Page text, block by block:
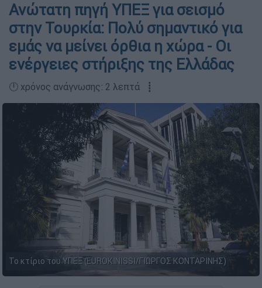
Ανώτατη πηγή ΥΠΕΞ για σεισμό
στην Τουρκία: Πολύ σημαντικό για
εμάς να μείνει όρθια η χώρα - Οι
ενέργειες στήριξης της Ελλάδας
🕛 χρόνος ανάγνωσης: 2 λεπτά ┋
Το κτίριο του ΥΠΕΞ (EUROKINISSI/ΓΙΩΡΓΟΣ ΚΟΝΤΑΡΙΝΗΣ)